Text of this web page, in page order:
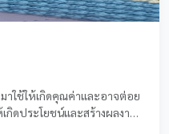
าใช้ให้เกิดคุณค่าและอาจต่อย